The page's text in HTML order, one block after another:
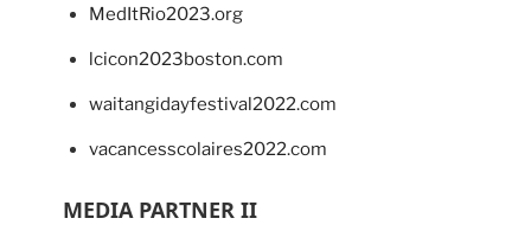
MedItRio2023.org
lcicon2023boston.com
waitangidayfestival2022.com
vacancesscolaires2022.com
MEDIA PARTNER II